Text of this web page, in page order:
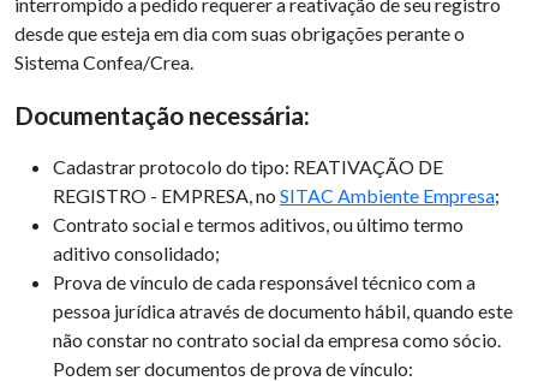
desde que esteja em dia com suas obrigações perante o
Sistema Confea/Crea.
Documentação necessária:
Cadastrar protocolo do tipo: REATIVAÇÃO DE
REGISTRO - EMPRESA, no SITAC Ambiente Empresa;
Contrato social e termos aditivos, ou último termo
aditivo consolidado;
Prova de vínculo de cada responsável técnico com a
pessoa jurídica através de documento hábil, quando este
não constar no contrato social da empresa como sócio.
Podem ser documentos de prova de vínculo: